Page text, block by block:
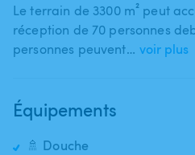
Le terrain de 3300 m² peut
réception de 70 personnes
personnes peuvent… voir plus
Équipements
🚿 Douche